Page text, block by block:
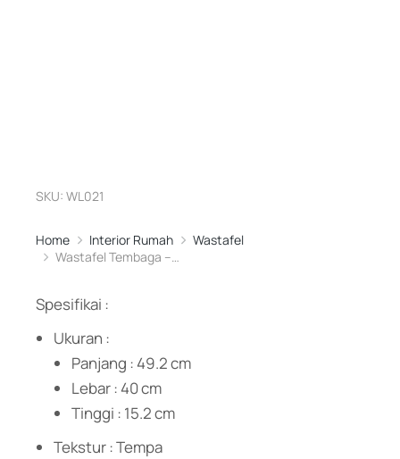
SKU: WL021
You are here:
Home Interior Rumah
Wastafel
Wastafel Tembaga –…
Spesifikai :
Ukuran :
Panjang : 49.2 cm
Lebar : 40 cm
Tinggi : 15.2 cm
Tekstur : Tempa